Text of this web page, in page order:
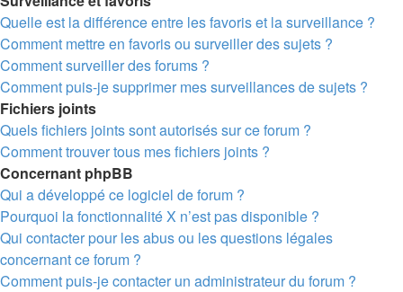
Quelle est la différence entre les favoris et la surveillance ?
Comment mettre en favoris ou surveiller des sujets ?
Comment surveiller des forums ?
Comment puis-je supprimer mes surveillances de sujets ?
Fichiers joints
Quels fichiers joints sont autorisés sur ce forum ?
Comment trouver tous mes fichiers joints ?
Concernant phpBB
Qui a développé ce logiciel de forum ?
Pourquoi la fonctionnalité X n’est pas disponible ?
Qui contacter pour les abus ou les questions légales
concernant ce forum ?
Comment puis-je contacter un administrateur du forum ?